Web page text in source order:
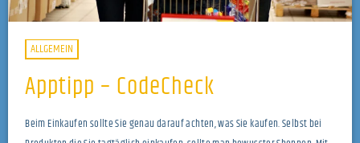
ALLGEMEIN
Apptipp – CodeCheck
Beim Einkaufen sollte Sie genau darauf achten, was Sie kaufen. Selbst bei